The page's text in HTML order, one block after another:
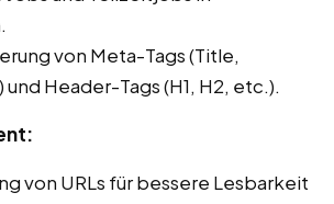
von Meta-Tags (Title,
Header-Tags (H1, H2, etc.).
von URLs für bessere Lesbarkeit